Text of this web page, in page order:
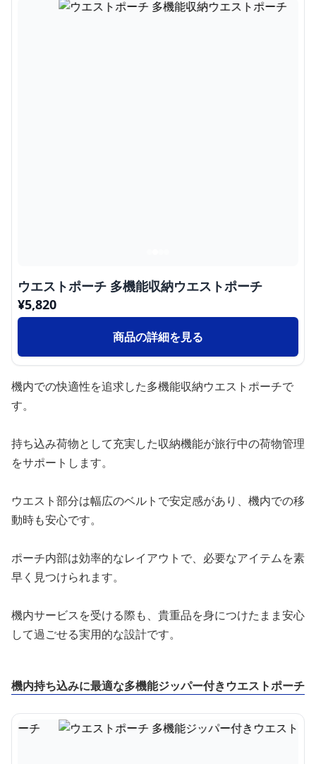
ウエストポーチ 多機能収納ウエストポーチ
¥5,820
商品の詳細を見る
機内での快適性を追求した多機能収納ウエストポーチで
す。
持ち込み荷物として充実した収納機能が旅行中の荷物管理
をサポートします。
ウエスト部分は幅広のベルトで安定感があり、機内での移
動時も安心です。
ポーチ内部は効率的なレイアウトで、必要なアイテムを素
早く見つけられます。
機内サービスを受ける際も、貴重品を身につけたまま安心
して過ごせる実用的な設計です。
機内持ち込みに最適な多機能ジッパー付きウエストポーチ